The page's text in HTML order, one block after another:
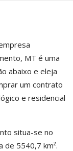
MT é uma
abaixo e eleja
um contrato
e residencial
situa-se no
de 5540,7 km².